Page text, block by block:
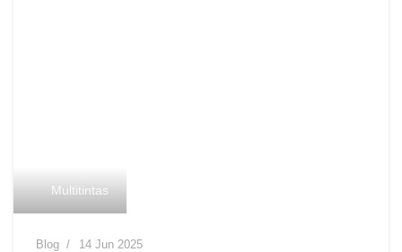
Multitintas
Blog 14 Jun 2025